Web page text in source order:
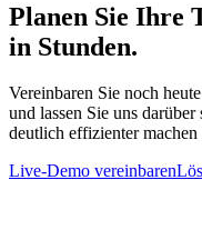
Planen Sie Ihre
in Stunden.
Vereinbaren Sie noch
und lassen Sie uns
deutlich effizienter machen
Live-Demo vereinbaren